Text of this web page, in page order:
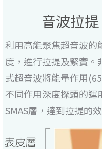
音波拉
利用高能聚焦超音波的
度，進行拉提及緊實。
式超音波將能量作用
不同作用深度探頭的運
SMAS層，達到拉提的